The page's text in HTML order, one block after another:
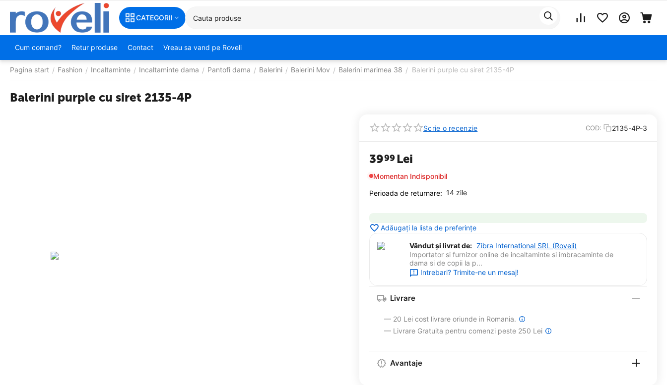
CATEGORII
Cum comand? Retur produse Contact Vreau sa vand pe Roveli
Pagina start / Fashion / Incaltaminte / Incaltaminte dama / Pantofi dama / Balerini / Balerini Mov / Balerini marimea 38 / Balerini purple cu siret 2135-4P
Balerini purple cu siret 2135-4P
Scrie o recenzie COD: 2135-4P-3
3999 Lei
Momentan Indisponibil
Perioada de returnare: 14 zile
Adăugați la lista de preferințe
Vândut și livrat de: Zibra International SRL (Roveli)
Importator si furnizor online de incaltaminte si imbracaminte de
dama si de copii la p...
Intrebari? Trimite-ne un mesaj!
Livrare
— 20 Lei cost livrare oriunde in Romania.
— Livrare Gratuita pentru comenzi peste 250 Lei
Avantaje